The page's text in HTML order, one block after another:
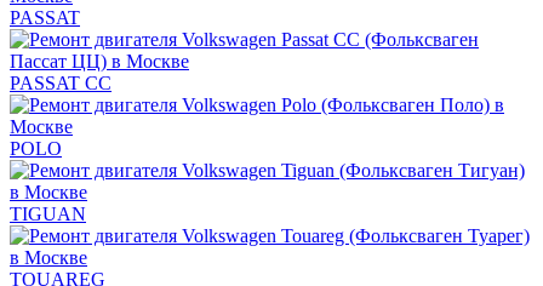
PASSAT
PASSAT CC
POLO
TIGUAN
TOUAREG